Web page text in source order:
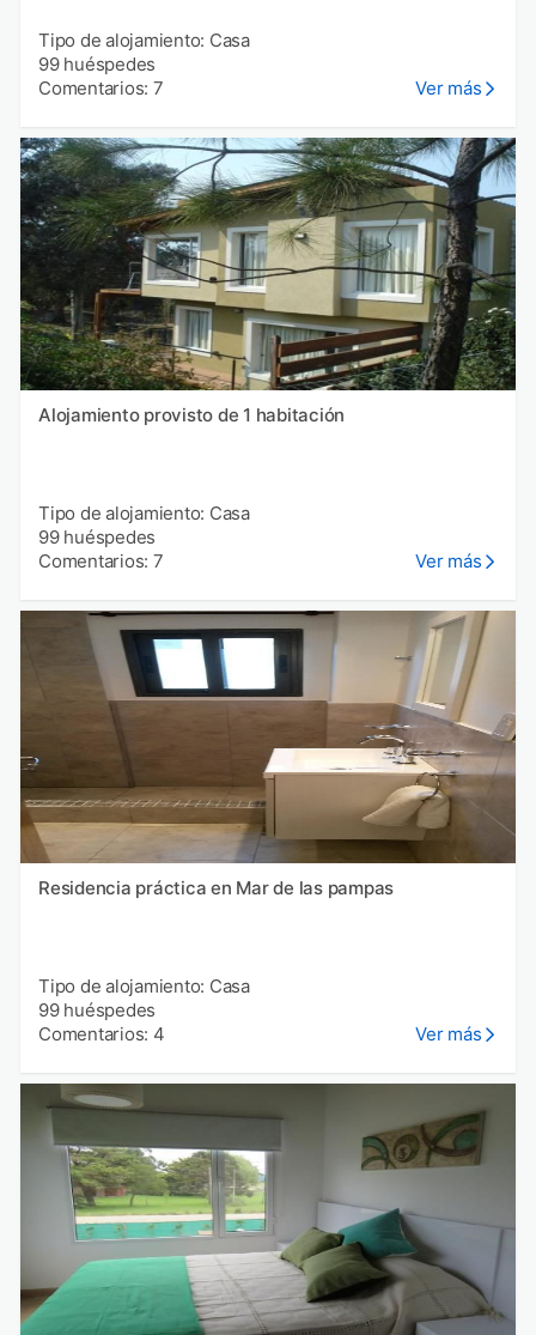
Tipo de alojamiento: Casa
99 huéspedes
Comentarios: 7
Ver más
Alojamiento provisto de 1 habitación
Tipo de alojamiento: Casa
99 huéspedes
Comentarios: 7
Ver más
Residencia práctica en Mar de las pampas
Tipo de alojamiento: Casa
99 huéspedes
Comentarios: 4
Ver más